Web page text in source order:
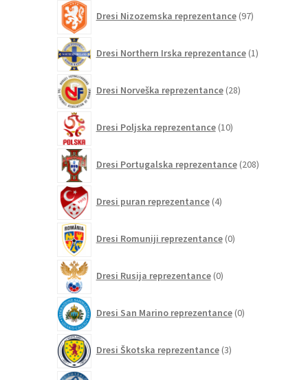
Dresi Nizozemska reprezentance 97izdelkov
Dresi Northern Irska reprezentance 1izdelek
Dresi Norveška reprezentance 28izdelkov
Dresi Poljska reprezentance 10izdelkov
Dresi Portugalska reprezentance 208izdelkov
Dresi puran reprezentance 4izdelki
Dresi Romuniji reprezentance 0izdelkov
Dresi Rusija reprezentance 0izdelkov
Dresi San Marino reprezentance 0izdelkov
Dresi Škotska reprezentance 3izdelki